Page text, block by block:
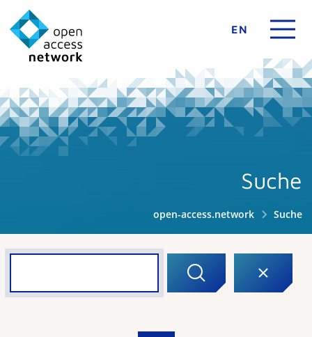
EN
Suche
open-access.network Suche